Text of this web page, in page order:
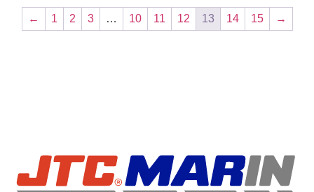
← 1 2 3 … 10 11 12 13 14 15 →